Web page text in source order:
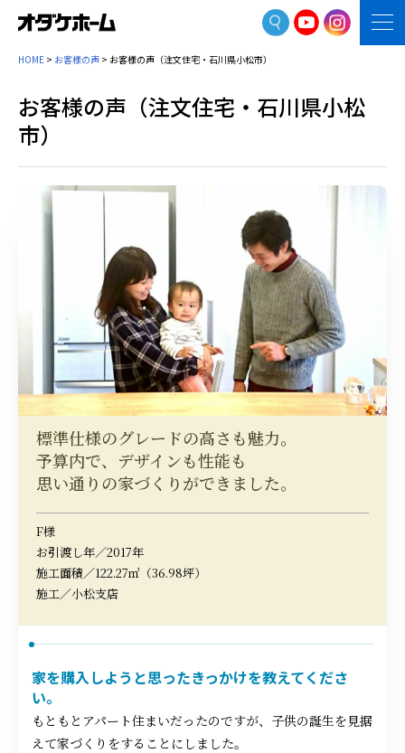
HOME > お客様の声 > お客様の声（注文住宅・石川県小松市）
お客様の声（注文住宅・石川県小松
市）
標準仕様のグレードの高さも魅力。
予算内で、デザインも性能も
思い通りの家づくりができました。
F様
お引渡し年／2017年
施工面積／122.27㎡（36.98坪）
施工／小松支店
家を購入しようと思ったきっかけを教えてくださ
い。
もともとアパート住まいだったのですが、子供の誕生を見据
えて家づくりをすることにしました。